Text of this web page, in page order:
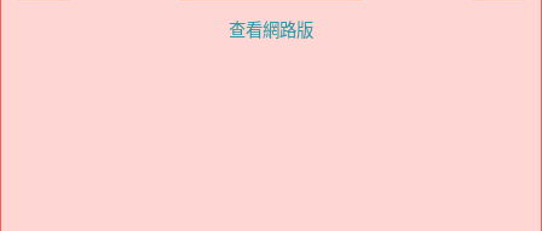
查看網路版